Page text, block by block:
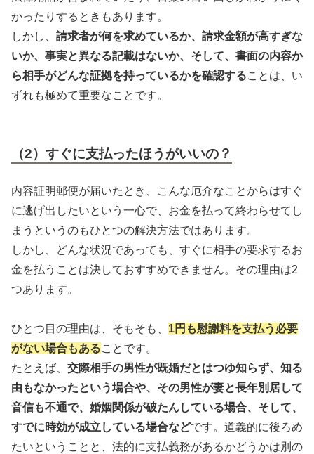
かったりするときもあります。
しかし、 請求者が何を求めているか、請求金額が高すぎな
いか、事実と異なる記載はないか、そして、書面の内容か
ら相手がどんな証拠を持っているかを確認することは、い
ずれも極めて重要なことです。
（2）すぐに支払ったほうがいいの？
内容証明郵便が届いたとき、こんな厄介なことからはすぐ
に逃げ出したいという一心で、お金を払って終わらせてし
まうというのもひとつの解決方法ではあります。
しかし、どんな状況であっても、すぐに相手の要求するお
金を払うことは決しておすすめできません。その理由は2
つあります。
ひとつ目の理由は、そもそも、 1円も慰謝料を支払う必要
がない場合もあることです。
たとえば、 交際相手の男性が既婚だとはつゆ知らず、知る
由もなかったという場合や、その男性が妻と長年別居して
音信も不通で、婚姻関係が破たんしている場合、そして、
すでに時効が成立している場合などです。道義的に後ろめ
たいということと、法的に支払義務があるかどうかは別の